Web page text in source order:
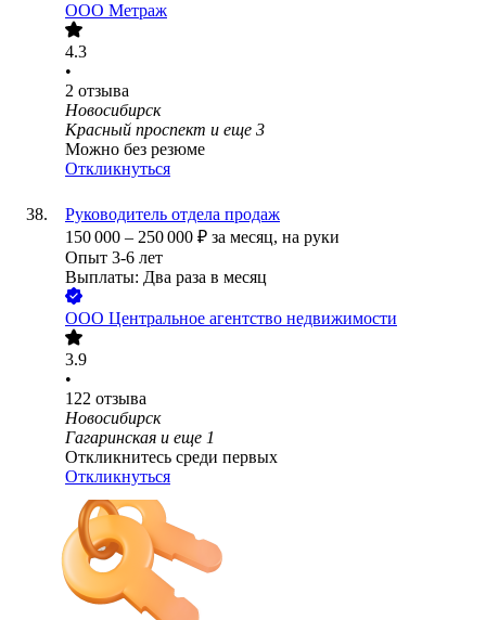
ООО Метраж
4.3
•
2 отзыва
Новосибирск
Красный проспект и еще 3
Можно без резюме
Откликнуться
Руководитель отдела продаж
150 000 – 250 000 ₽ за месяц, на руки
Опыт 3-6 лет
Выплаты: Два раза в месяц
ООО Центральное агентство недвижимости
3.9
•
122 отзыва
Новосибирск
Гагаринская и еще 1
Откликнитесь среди первых
Откликнуться